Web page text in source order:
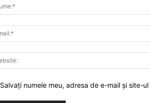
Salvați numele meu, adresa de e-mail și site-